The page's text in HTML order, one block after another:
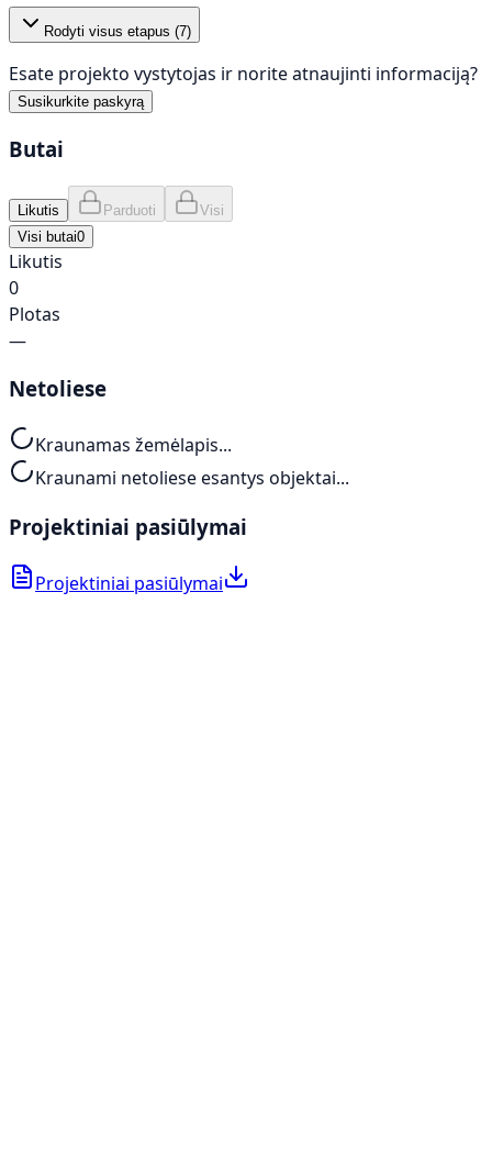
Rodyti visus etapus (7)
Esate projekto vystytojas ir norite atnaujinti informaciją?
Susikurkite paskyrą
Butai
Likutis Parduoti
Visi
Visi butai0
Likutis
0
Plotas
—
Netoliese
Kraunamas žemėlapis...
Kraunami netoliese esantys objektai...
Projektiniai pasiūlymai
Projektiniai pasiūlymai